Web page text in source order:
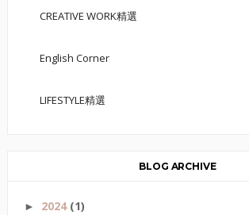
CREATIVE WORK精選
English Corner
LIFESTYLE精選
BLOG ARCHIVE
► 2024 (1)